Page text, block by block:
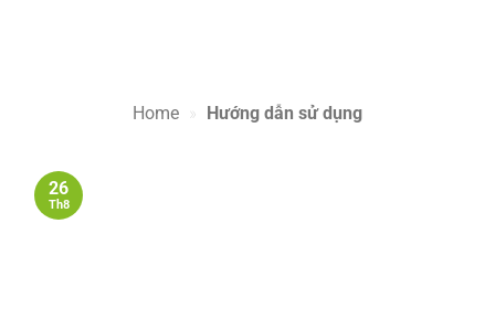
Home » Hướng dẫn sử dụng
26
Th8